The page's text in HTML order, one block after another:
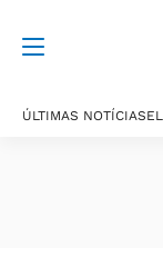
ÚLTIMAS NOTÍCIAS